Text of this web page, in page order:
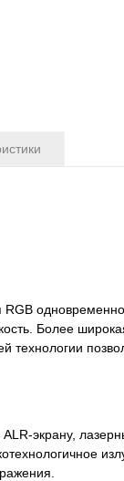
RGB
Более
технологии
экрану,